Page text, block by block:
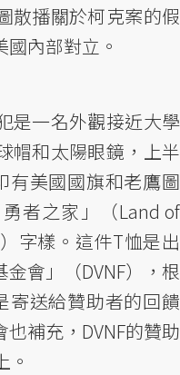
散播關於柯克案的假
內部對立。
是一名外觀接近大學
帽和太陽眼鏡，上半
有美國國旗和老鷹圖
者之家」（Land of
字樣。這件T恤是出
會」（DVNF），根
寄送給贊助者的回饋
補充，DVNF的贊助
。